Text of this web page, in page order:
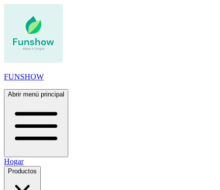
FUNSHOW
Abrir menú principal
Hogar
Productos